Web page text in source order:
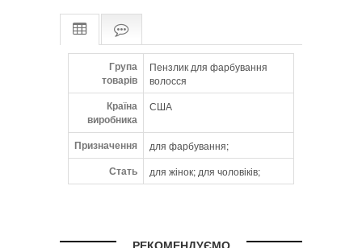
Група
товарів
Пензлик для фарбування
волосся
Країна
виробника
США
Призначення для фарбування;
Стать для жінок; для чоловіків;